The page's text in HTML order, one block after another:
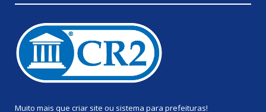
Muito mais que criar site ou sistema para prefeituras!